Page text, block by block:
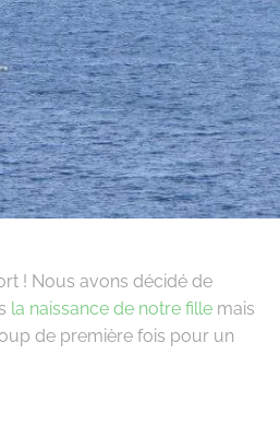
! Nous avons décidé de
la naissance de notre fille mais
de première fois pour un